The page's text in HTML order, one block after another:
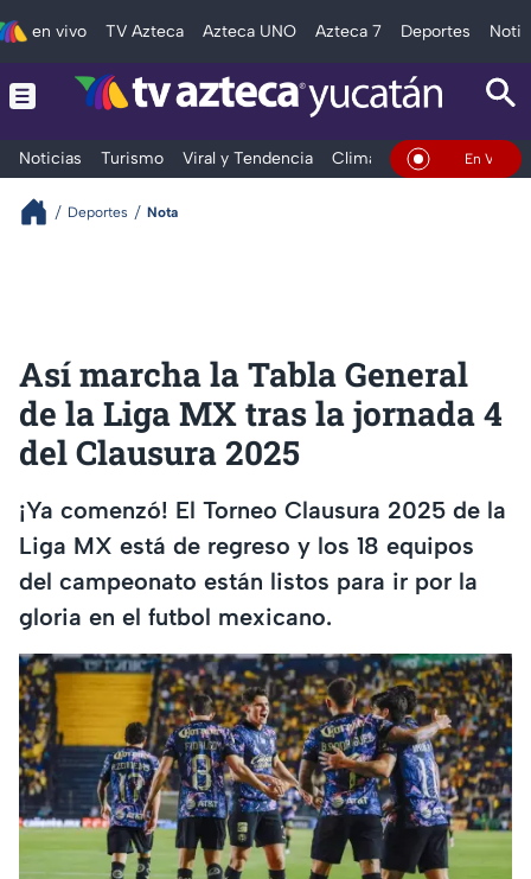
en vivo TV Azteca Azteca UNO Azteca 7 Deportes
Noticias Turismo Viral y Tendencia Clima Deportes En Vivo
Deportes Nota
Así marcha la Tabla General
de la Liga MX tras la jornada 4
del Clausura 2025
¡Ya comenzó! El Torneo Clausura 2025 de la
Liga MX está de regreso y los 18 equipos
del campeonato están listos para ir por la
gloria en el futbol mexicano.